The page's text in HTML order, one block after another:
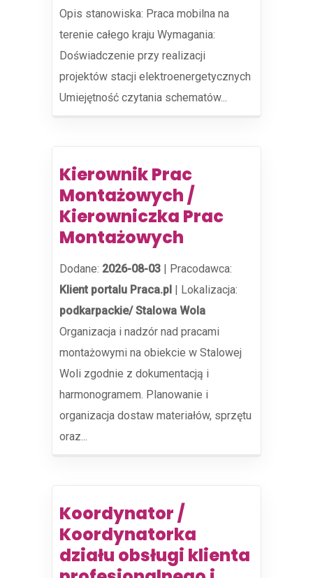
Opis stanowiska: Praca mobilna na
terenie całego kraju Wymagania:
Doświadczenie przy realizacji
projektów stacji elektroenergetycznych
Umiejętność czytania schematów...
Kierownik Prac
Montażowych /
Kierowniczka Prac
Montażowych
Dodane: 2026-08-03 | Pracodawca:
Klient portalu Praca.pl | Lokalizacja:
podkarpackie/ Stalowa Wola
Organizacja i nadzór nad pracami
montażowymi na obiekcie w Stalowej
Woli zgodnie z dokumentacją i
harmonogramem. Planowanie i
organizacja dostaw materiałów, sprzętu
oraz...
Koordynator /
Koordynatorka
działu obsługi klienta